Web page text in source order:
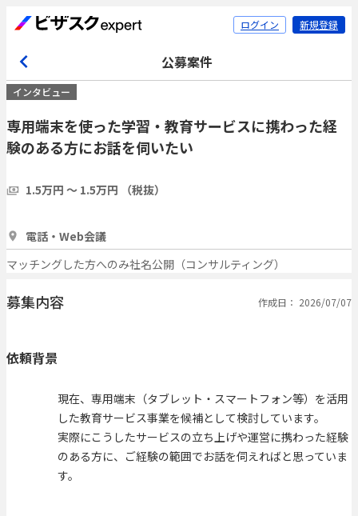
ログイン 新規登録
公募案件
インタビュー
専用端末を使った学習・教育サービスに携わった経
験のある方にお話を伺いたい
1.5万円 〜 1.5万円 （税抜）
電話・Web会議
マッチングした方へのみ社名公開（コンサルティング）
募集内容 作成日： 2026/07/07
依頼背景
現在、専用端末（タブレット・スマートフォン等）を活用
した教育サービス事業を候補として検討しています。
実際にこうしたサービスの立ち上げや運営に携わった経験
のある方に、ご経験の範囲でお話を伺えればと思っていま
す。